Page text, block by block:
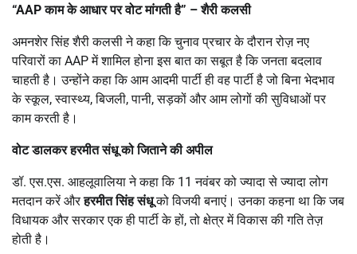
“AAPकाम के आधार पर वोट मांगती है” – शैरी कलसी
अमनशेर सिंह शैरी कलसी ने कहा कि चुनाव प्रचार के दौरान रोज़ नए
परिवारों का AAP में शामिल होना इस बात का सबूत है कि जनता बदलाव
चाहती है। उन्होंने कहा कि आम आदमी पार्टी ही वह पार्टी है जो बिना भेदभाव
के स्कूल, स्वास्थ्य, बिजली, पानी, सड़कों और आम लोगों की सुविधाओं पर
काम करती है।
वोट डालकर हरमीत संधू को जिताने की अपील
डॉ. एस.एस. आहलूवालिया ने कहा कि 11 नवंबर को ज्यादा से ज्यादा लोग
मतदान करें औरहरमीत सिंह संधूको विजयी बनाएं। उनका कहना था कि जब
विधायक और सरकार एक ही पार्टी के हों, तो क्षेत्र में विकास की गति तेज़
होती है।